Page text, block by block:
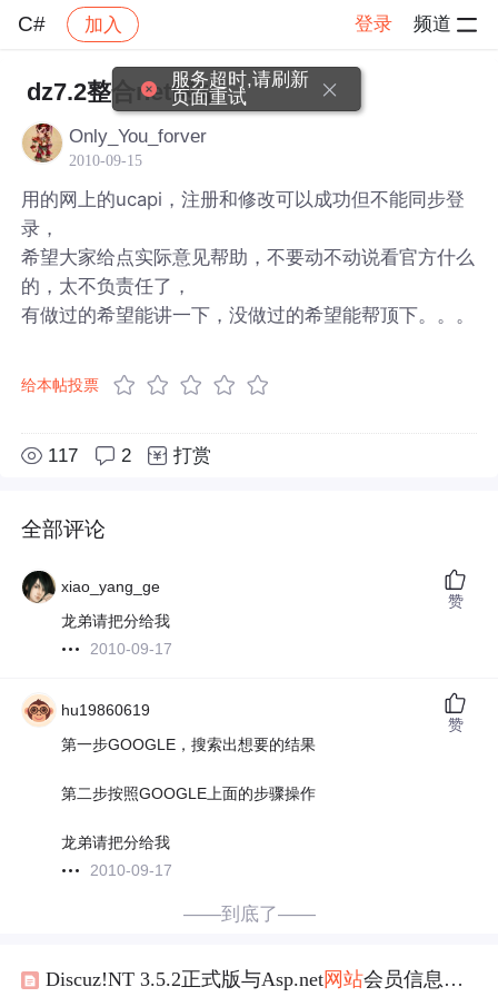
C# 加入 登录 频道
社区 C# 帖子详情
dz7.2整合net网站
Only_You_forver
2010-09-15
用的网上的ucapi，注册和修改可以成功但不能同步登
录，
希望大家给点实际意见帮助，不要动不动说看官方什么
的，太不负责任了，
有做过的希望能讲一下，没做过的希望能帮顶下。。。
给本帖投票
117 2 打赏
全部评论
xiao_yang_ge
龙弟请把分给我
2010-09-17
赞
hu19860619
第一步GOOGLE，搜索出想要的结果
第二步按照GOOGLE上面的步骤操作
龙弟请把分给我
2010-09-17
赞
——到底了——
Discuz!NT 3.5.2正式版与Asp.net网站会员信息整合
服务超时,请刷新
页面重试